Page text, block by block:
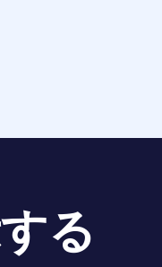
る